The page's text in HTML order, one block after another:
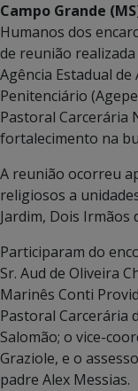
Campo Grande
Humanos dos
de reunião
Agência Estadual
Penitenciário
Pastoral Carcerária
fortalecimento na
A reunião ocorreu
religiosos a
Jardim, Dois Irmãos
Participaram do
Sr. Aud de Oliveira
Marinês Conti
Pastoral Carcerária
Salomão; o vice-
Graziole, e o
padre Alex Messias.